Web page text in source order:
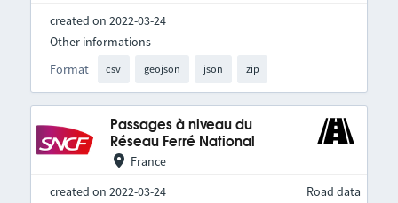
created on 2022-03-24
Format csv geojson json zip
Other informations
Passages à niveau du
Réseau Ferré National
France
created on 2022-03-24
Road data